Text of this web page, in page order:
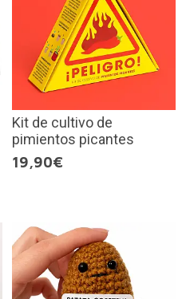
Kit de cultivo de
pimientos picantes
19,90€